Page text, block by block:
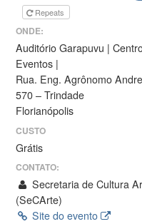
Repeats
ONDE:
Auditório Garapuvu |
Eventos |
Rua. Eng. Agrônomo
570 – Trindade
Florianópolis
CUSTO
Grátis
CONTATO:
Secretaria de Cultura
(SeCArte)
Site do evento